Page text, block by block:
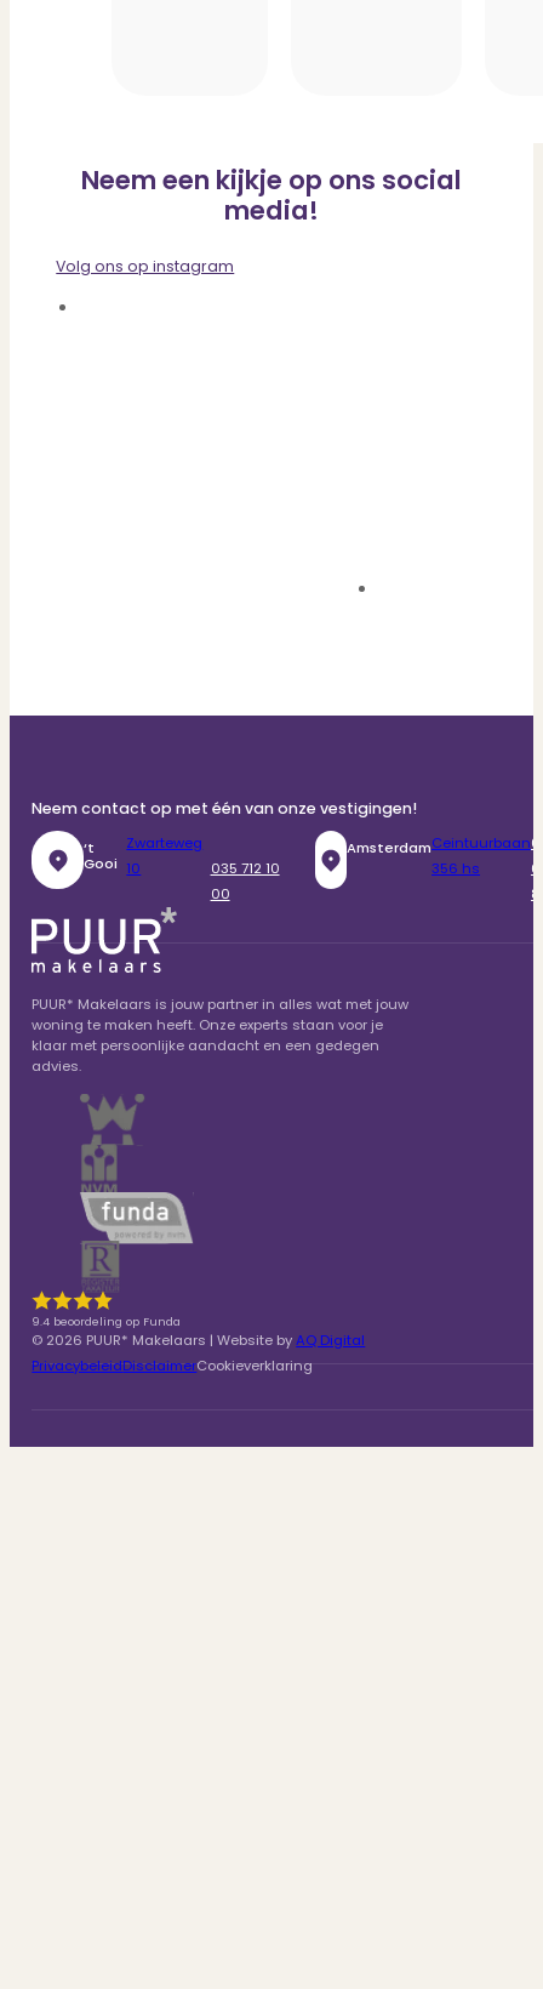
Neem een kijkje op ons social
media!
Volg ons op instagram
Neem contact op met één van onze vestigingen!
‘t
Gooi
Zwarteweg
10
035 712 10
00
AmsterdamCeintuurbaan
356 hs
PUUR* Makelaars is jouw partner in alles wat met jouw
woning te maken heeft. Onze experts staan voor je
klaar met persoonlijke aandacht en een gedegen
advies.
9.4 beoordeling op Funda
© 2026 PUUR* Makelaars | Website byAQ Digital
PrivacybeleidDisclaimerCookieverklaring